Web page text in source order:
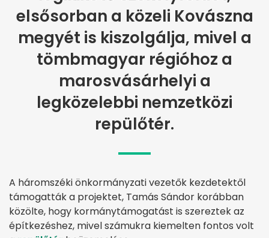
elsősorban a közeli Kovászna
megyét is kiszolgálja, mivel a
tömbmagyar régióhoz a
marosvásárhelyi a
legközelebbi nemzetközi
repülőtér.
A háromszéki önkormányzati vezetők kezdetektől
támogatták a projektet, Tamás Sándor korábban
közölte, hogy kormánytámogatást is szereztek az
építkezéshez, mivel számukra kiemelten fontos volt